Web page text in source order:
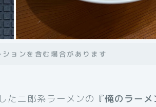
ョンを含む場合があります
た二郎系ラーメンの 『俺のラーメ